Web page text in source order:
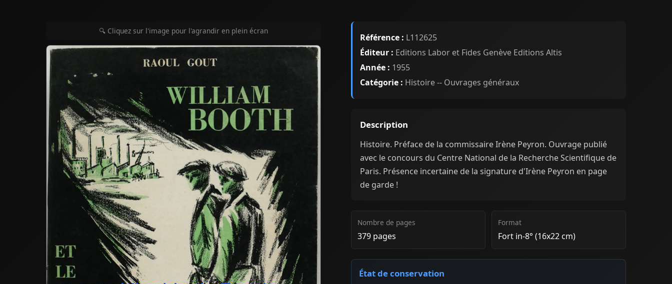
🔍 Cliquez sur l'image pour l'agrandir en plein écran
Référence : L112625
Éditeur : Editions Labor et Fides Genève Editions Altis
Année : 1955
Catégorie : Histoire -- Ouvrages généraux
Description
Histoire. Préface de la commissaire Irène Peyron. Ouvrage publié
avec le concours du Centre National de la Recherche Scientifique de
Paris. Présence incertaine de la signature d'Irène Peyron en page
de garde !
Nombre de pages
379 pages
Format
Fort in-8° (16x22 cm)
État de conservation